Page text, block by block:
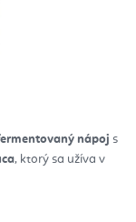
nápoj s
, ktorý sa užíva v